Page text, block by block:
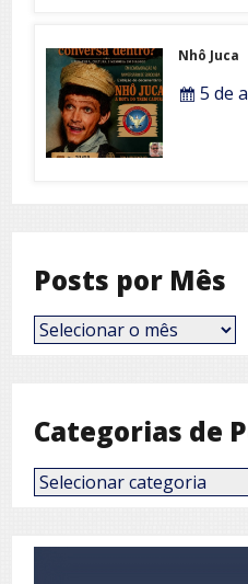
Nhô Juca
5 de
Posts por Mês
Posts
por
Categorias de
Categorias
de